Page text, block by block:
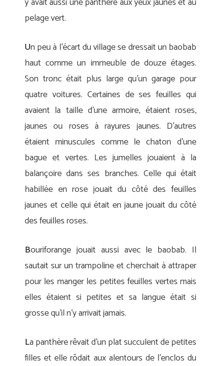
pelage vert.
Un peu à l’écart du village se dressait un baobab
haut comme un immeuble de douze étages.
Son tronc était plus large qu’un garage pour
quatre voitures. Certaines de ses feuilles qui
avaient la taille d’une armoire, étaient roses,
jaunes ou roses à rayures jaunes. D’autres
étaient minuscules comme le chaton d’une
bague et vertes. Les jumelles jouaient à la
balançoire dans ses branches. Celle qui était
habillée en rose jouait du côté des feuilles
jaunes et celle qui était en jaune jouait du côté
des feuilles roses.
Bouriforange jouait aussi avec le baobab. Il
sautait sur un trampoline et cherchait à attraper
pour les manger les petites feuilles vertes mais
elles étaient si petites et sa langue était si
grosse qu’il n’y arrivait jamais.
La panthère rêvait d’un plat succulent de petites
filles et elle rôdait aux alentours de l’enclos du